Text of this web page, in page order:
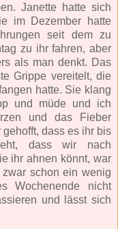
Janette hatte sich
im Dezember hatte
seit dem zu
zu ihr fahren, aber
als man denkt. Das
Grippe vereitelt, die
hatte. Sie klang
und müde und ich
und das Fieber
dass es ihr bis
dass wir nach
ihr ahnen könnt, war
schon ein wenig
Wochenende nicht
und lässt sich